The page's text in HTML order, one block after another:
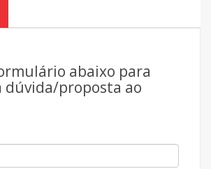
abaixo para
dúvida/proposta ao